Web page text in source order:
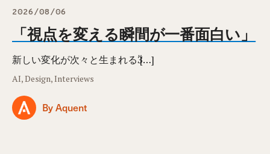
2026/08/06
「視点を変える瞬間が一番面白い」
新しい変化が次々と生まれるӞ […]
AI, Design, Interviews
By Aquent